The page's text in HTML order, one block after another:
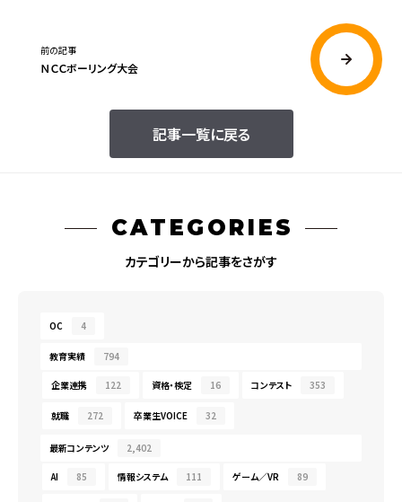
記事一覧に戻る
前の記事
ＮＣＣボーリング大会
CATEGORIES
カテゴリーから記事をさがす
OC 4
教育実績 794
企業連携 122 資格・検定 16 コンテスト 353
就職 272 卒業生VOICE 32
最新コンテンツ 2,402
AI 85 情報システム 111 ゲーム／VR 89